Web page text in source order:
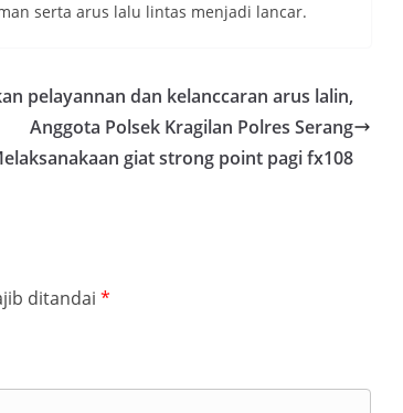
serta arus lalu lintas menjadi lancar.
pelayannan dan kelanccaran arus lalin,
Anggota Polsek Kragilan Polres Serang
giat strong point pagi fx108
ditandai *